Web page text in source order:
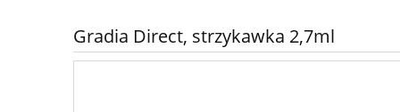
Gradia Direct, strzykawka 2,7ml